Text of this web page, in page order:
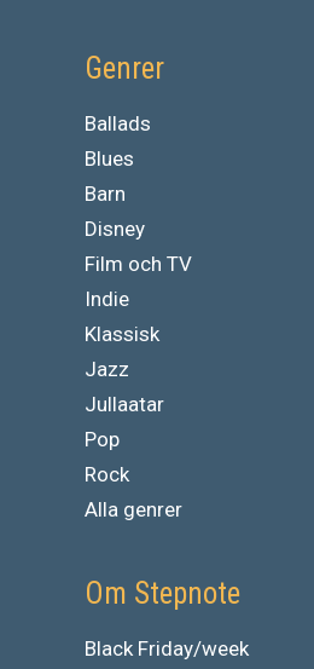
Genrer
Ballads
Blues
Barn
Disney
Film och TV
Indie
Klassisk
Jazz
Jullaatar
Pop
Rock
Alla genrer
Om Stepnote
Black Friday/week